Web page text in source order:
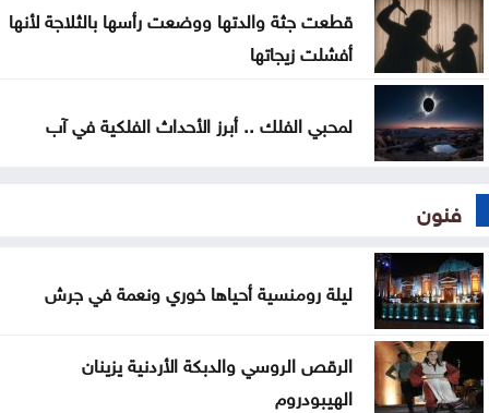
قطعت جثة والدتها ووضعت رأسها بالثلاجة لأنها
أفشلت زيجاتها
لمحبي الفلك .. أبرز الأحداث الفلكية في آب
فنون
ليلة رومنسية أحياها خوري ونعمة في جرش
الرقص الروسي والدبكة الأردنية يزينان
الهيبودروم